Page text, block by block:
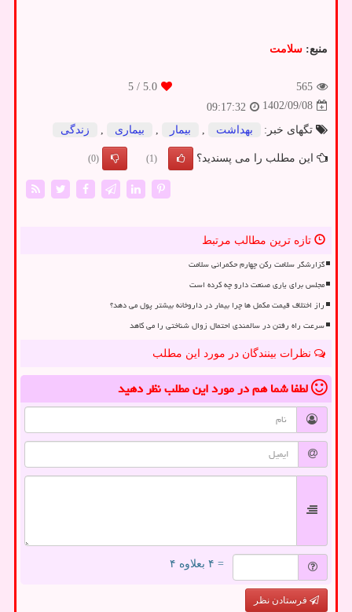
منبع: سلامت
565
5.0
/ 5
1402/09/08
09:17:32
تگهای خبر:
بهداشت بیمار بیماری زندگی
این مطلب را می پسندید؟ (1)
(0)
تازه ترین مطالب مرتبط
گزارشگر سلامت رکن چهارم حکمرانی سلامت
مجلس برای یاری صنعت دارو چه کرده است
راز اختلاف قیمت مکمل ها چرا بیمار در داروخانه بیشتر پول می دهد؟
سرعت راه رفتن در سالمندی احتمال زوال شناختی را می کاهد
نظرات بینندگان در مورد این مطلب
لطفا شما همدر مورد این مطلبنظر دهید
= ۴ بعلاوه ۴
فرستادن نظر